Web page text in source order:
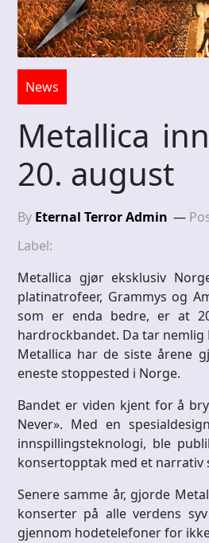
News
Metallica
20. august
By Eternal Terror Admin
Label:
Metallica gjør eksklusiv
platinatrofeer, Grammys og
som er enda bedre, er at
hardrockbandet. Da tar
Metallica har de siste årene
eneste stoppested i Norge.
Bandet er viden kjent for å
Never». Med en
innspillingsteknologi, ble
konsertopptak med et narrativ
Senere samme år, gjorde
konserter på alle verdens
gjennom hodetelefoner for